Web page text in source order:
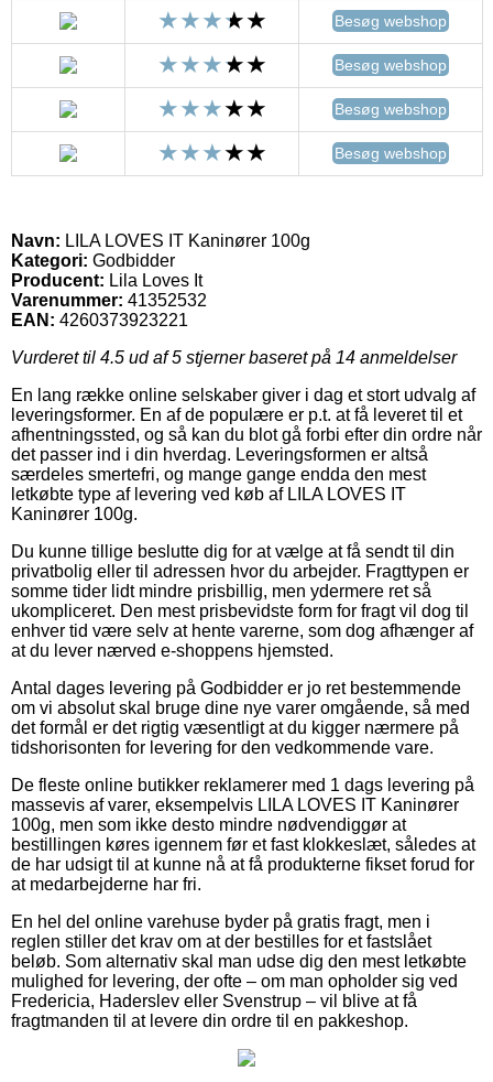
Besøg webshop
Besøg webshop
Besøg webshop
Besøg webshop
Navn: LILA LOVES IT Kaninører 100g
Kategori: Godbidder
Producent: Lila Loves It
Varenummer: 41352532
EAN: 4260373923221
Vurderet til 4.5 ud af 5 stjerner baseret på 14 anmeldelser
En lang række online selskaber giver i dag et stort udvalg af
leveringsformer. En af de populære er p.t. at få leveret til et
afhentningssted, og så kan du blot gå forbi efter din ordre når
det passer ind i din hverdag. Leveringsformen er altså
særdeles smertefri, og mange gange endda den mest
letkøbte type af levering ved køb af LILA LOVES IT
Kaninører 100g.
Du kunne tillige beslutte dig for at vælge at få sendt til din
privatbolig eller til adressen hvor du arbejder. Fragttypen er
somme tider lidt mindre prisbillig, men ydermere ret så
ukompliceret. Den mest prisbevidste form for fragt vil dog til
enhver tid være selv at hente varerne, som dog afhænger af
at du lever nærved e-shoppens hjemsted.
Antal dages levering på Godbidder er jo ret bestemmende
om vi absolut skal bruge dine nye varer omgående, så med
det formål er det rigtig væsentligt at du kigger nærmere på
tidshorisonten for levering for den vedkommende vare.
De fleste online butikker reklamerer med 1 dags levering på
massevis af varer, eksempelvis LILA LOVES IT Kaninører
100g, men som ikke desto mindre nødvendiggør at
bestillingen køres igennem før et fast klokkeslæt, således at
de har udsigt til at kunne nå at få produkterne fikset forud for
at medarbejderne har fri.
En hel del online varehuse byder på gratis fragt, men i
reglen stiller det krav om at der bestilles for et fastslået
beløb. Som alternativ skal man udse dig den mest letkøbte
mulighed for levering, der ofte – om man opholder sig ved
Fredericia, Haderslev eller Svenstrup – vil blive at få
fragtmanden til at levere din ordre til en pakkeshop.